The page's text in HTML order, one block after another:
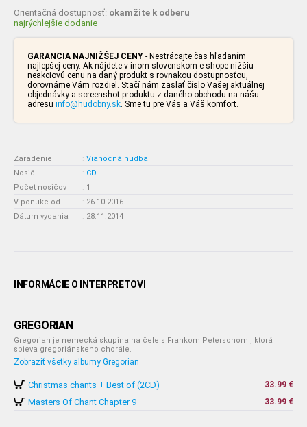
Orientačná dostupnosť: okamžite k odberu
najrýchlejšie dodanie
GARANCIA NAJNIŽŠEJ CENY - Nestrácajte čas hľadaním
najlepšej ceny. Ak nájdete v inom slovenskom e-shope nižšiu
neakciovú cenu na daný produkt s rovnakou dostupnosťou,
dorovnáme Vám rozdiel. Stačí nám zaslať číslo Vašej aktuálnej
objednávky a screenshot produktu z daného obchodu na nášu
adresu info@hudobny.sk. Sme tu pre Vás a Váš komfort.
Zaradenie : Vianočná hudba
Nosič
: CD
Počet nosičov
: 1
V ponuke od
: 26.10.2016
Dátum vydania
: 28.11.2014
INFORMÁCIE O INTERPRETOVI
GREGORIAN
Gregorian je nemecká skupina na čele s Frankom Petersonom , ktorá
spieva gregoriánskeho chorále.
Zobraziť všetky albumy Gregorian
Christmas chants + Best of (2CD) 33.99 €
Masters Of Chant Chapter 9 33.99 €